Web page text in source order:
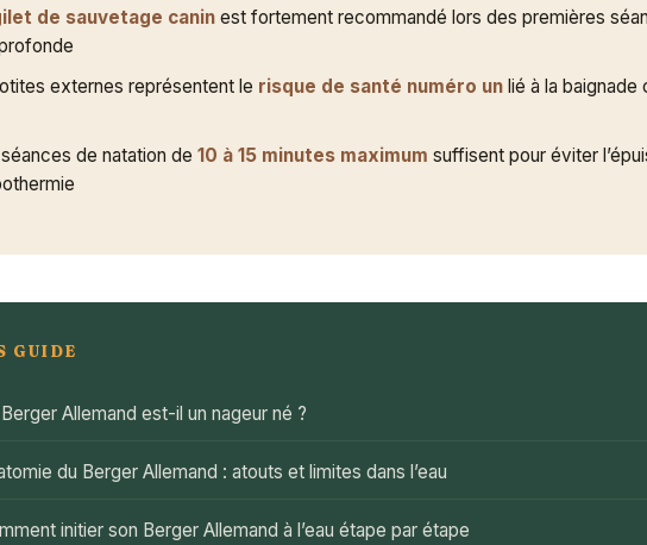
de sauvetage canin est fortement recommandé lors des premières
externes représentent le risque de santé numéro un lié à la
de natation de 10 à 15 minutes maximum suffisent pour éviter
GUIDE
Allemand est-il un nageur né ?
du Berger Allemand : atouts et limites dans l’eau
initier son Berger Allemand à l’eau étape par étape